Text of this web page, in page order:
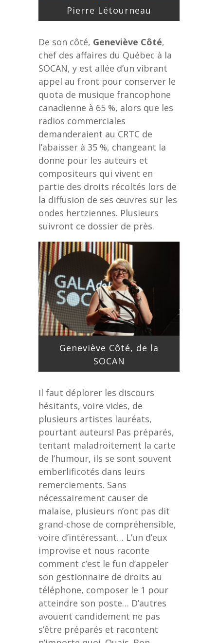
Pierre Létourneau
De son côté, Geneviève Côté,
chef des affaires du Québec à la
SOCAN, y est allée d’un vibrant
appel au front pour conserver le
quota de musique francophone
canadienne à 65 %, alors que les
radios commerciales
demanderaient au CRTC de
l’abaisser à 35 %, changeant la
donne pour les auteurs et
compositeurs qui vivent en
partie des droits récoltés lors de
la diffusion de ses œuvres sur les
ondes hertziennes. Plusieurs
suivront ce dossier de près.
Geneviève Côté, de la
SOCAN
Il faut déplorer les discours
hésitants, voire vides, de
plusieurs artistes lauréats,
pourtant auteurs! Pas préparés,
tentant maladroitement la carte
de l’humour, ils se sont souvent
emberlificotés dans leurs
remerciements. Sans
nécessairement causer de
malaise, plusieurs n’ont pas dit
grand-chose de compréhensible,
voire d’intéressant… L’un d’eux
improvise et nous raconte
comment c’est le fun d’appeler
son gestionnaire de droits au
téléphone, composer le 1 pour
atteindre son poste… D’autres
avouent candidement ne pas
s’être préparés et racontent